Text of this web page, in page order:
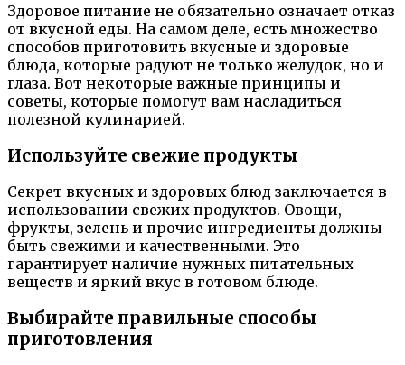
Здоровое питание не обязательно означает отказ
от вкусной еды. На самом деле, есть множество
способов приготовить вкусные и здоровые
блюда, которые радуют не только желудок, но и
глаза. Вот некоторые важные принципы и
советы, которые помогут вам насладиться
полезной кулинарией.
Используйте свежие продукты
Секрет вкусных и здоровых блюд заключается в
использовании свежих продуктов. Овощи,
фрукты, зелень и прочие ингредиенты должны
быть свежими и качественными. Это
гарантирует наличие нужных питательных
веществ и яркий вкус в готовом блюде.
Выбирайте правильные способы
приготовления